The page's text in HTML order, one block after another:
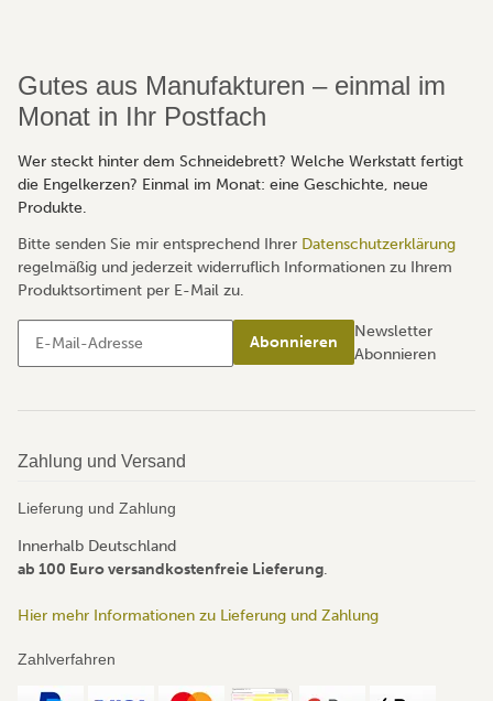
Gutes aus Manufakturen – einmal im
Monat in Ihr Postfach
Wer steckt hinter dem Schneidebrett? Welche Werkstatt fertigt
die Engelkerzen? Einmal im Monat: eine Geschichte, neue
Produkte.
Bitte senden Sie mir entsprechend Ihrer Datenschutzerklärung
regelmäßig und jederzeit widerruflich Informationen zu Ihrem
Produktsortiment per E-Mail zu.
Abonnieren
Newsletter
Abonnieren
Zahlung und Versand
Lieferung und Zahlung
Innerhalb Deutschland
ab 100 Euro versandkostenfreie Lieferung.
Hier mehr Informationen zu Lieferung und Zahlung
Zahlverfahren